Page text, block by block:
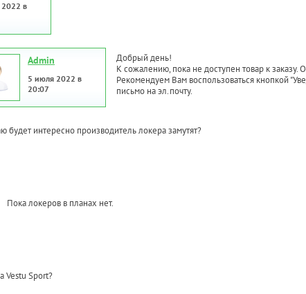
в
Admin
5 июля 2022 в
20:07
Добрый день!
К сожалению, пока не доступен товар к заказу.
Рекомендуем Вам воспользоваться кнопкой
письмо на эл.почту.
будет интересно производитель локера замутят?
Пока локеров в планах нет.
Vestu Sport?